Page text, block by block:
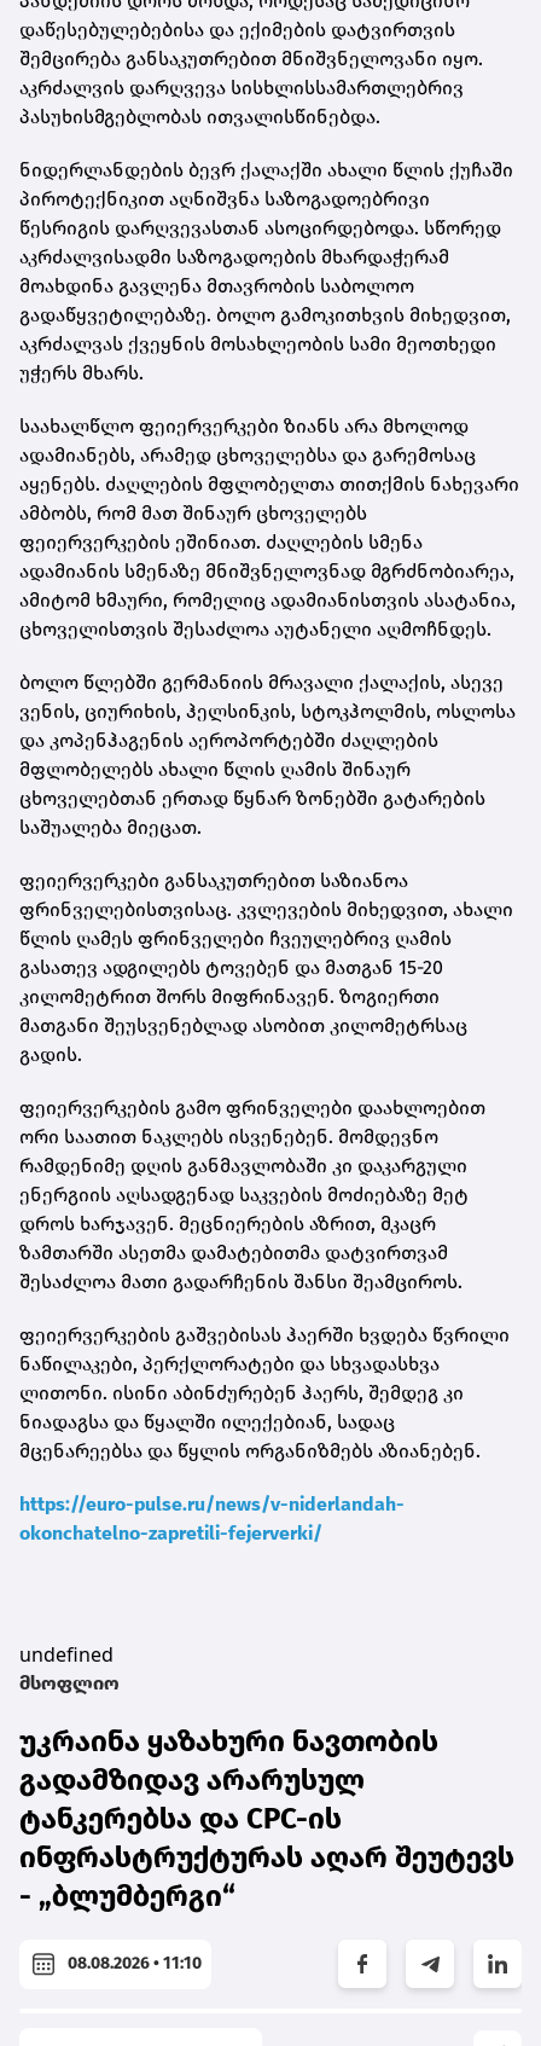
დაწესებულებებისა და ექიმების დატვირთვის
შემცირება განსაკუთრებით მნიშვნელოვანი იყო.
აკრძალვის დარღვევა სისხლისსამართლებრივ
პასუხისმგებლობას ითვალისწინებდა.
ნიდერლანდების ბევრ ქალაქში ახალი წლის ქუჩაში
პიროტექნიკით აღნიშვნა საზოგადოებრივი
წესრიგის დარღვევასთან ასოცირდებოდა. სწორედ
აკრძალვისადმი საზოგადოების მხარდაჭერამ
მოახდინა გავლენა მთავრობის საბოლოო
გადაწყვეტილებაზე. ბოლო გამოკითხვის მიხედვით,
აკრძალვას ქვეყნის მოსახლეობის სამი მეოთხედი
უჭერს მხარს.
საახალწლო ფეიერვერკები ზიანს არა მხოლოდ
ადამიანებს, არამედ ცხოველებსა და გარემოსაც
აყენებს. ძაღლების მფლობელთა თითქმის ნახევარი
ამბობს, რომ მათ შინაურ ცხოველებს
ფეიერვერკების ეშინიათ. ძაღლების სმენა
ადამიანის სმენაზე მნიშვნელოვნად მგრძნობიარეა,
ამიტომ ხმაური, რომელიც ადამიანისთვის ასატანია,
ცხოველისთვის შესაძლოა აუტანელი აღმოჩნდეს.
ბოლო წლებში გერმანიის მრავალი ქალაქის, ასევე
ვენის, ციურიხის, ჰელსინკის, სტოკჰოლმის, ოსლოსა
და კოპენჰაგენის აეროპორტებში ძაღლების
მფლობელებს ახალი წლის ღამის შინაურ
ცხოველებთან ერთად წყნარ ზონებში გატარების
საშუალება მიეცათ.
ფეიერვერკები განსაკუთრებით საზიანოა
ფრინველებისთვისაც. კვლევების მიხედვით, ახალი
წლის ღამეს ფრინველები ჩვეულებრივ ღამის
გასათევ ადგილებს ტოვებენ და მათგან 15-20
კილომეტრით შორს მიფრინავენ. ზოგიერთი
მათგანი შეუსვენებლად ასობით კილომეტრსაც
გადის.
ფეიერვერკების გამო ფრინველები დაახლოებით
ორი საათით ნაკლებს ისვენებენ. მომდევნო
რამდენიმე დღის განმავლობაში კი დაკარგული
ენერგიის აღსადგენად საკვების მოძიებაზე მეტ
დროს ხარჯავენ. მეცნიერების აზრით, მკაცრ
ზამთარში ასეთმა დამატებითმა დატვირთვამ
შესაძლოა მათი გადარჩენის შანსი შეამციროს.
ფეიერვერკების გაშვებისას ჰაერში ხვდება წვრილი
ნაწილაკები, პერქლორატები და სხვადასხვა
ლითონი. ისინი აბინძურებენ ჰაერს, შემდეგ კი
ნიადაგსა და წყალში ილექებიან, სადაც
მცენარეებსა და წყლის ორგანიზმებს აზიანებენ.
https://euro-pulse.ru/news/v-niderlandah-
okonchatelno-zapretili-fejerverki/
undefined
მსოფლიო
უკრაინა ყაზახური ნავთობის
გადამზიდავ არარუსულ
ტანკერებსა და CPC-ის
ინფრასტრუქტურას აღარ შეუტევს
- „ბლუმბერგი“
08.08.2026 • 11:10